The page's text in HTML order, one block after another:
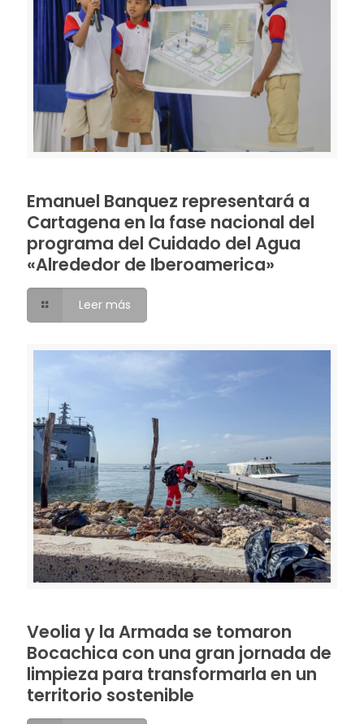
Emanuel Banquez representará a
Cartagena en la fase nacional del
programa del Cuidado del Agua
«Alrededor de Iberoamerica»
Leer más
Veolia y la Armada se tomaron
Bocachica con una gran jornada de
limpieza para transformarla en un
territorio sostenible